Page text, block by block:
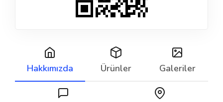
Hakkımızda Ürünler Galeriler